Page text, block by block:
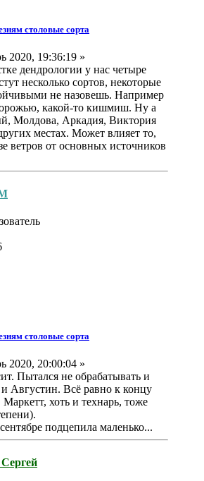
столовые сорта
2020, 19:36:19 »
дендрологии у нас четыре
несколько сортов, некоторые
не назовешь. Например
какой-то кишмиш. Ну а
Молдова, Аркадия, Виктория
местах. Может влияет то,
ветров от основных источников
столовые сорта
2020, 20:00:04 »
Пытался не обрабатывать и
Августин. Всё равно к концу
хоть и технарь, тоже
подцепила маленько...